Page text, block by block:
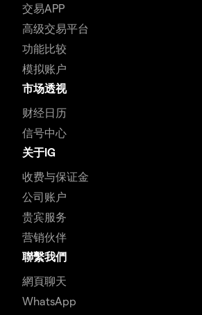
交易APP
高级交易平台
功能比较
模拟账户
市场透视
财经日历
信号中心
关于IG
收费与保证金
公司账户
贵宾服务
营销伙伴
聯繫我們
網頁聊天
WhatsApp